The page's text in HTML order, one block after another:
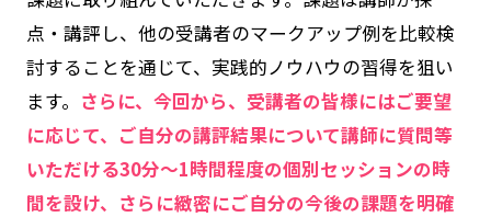
点・講評し、他の受講者のマークアップ例を比較検
討することを通じて、実践的ノウハウの習得を狙い
ます。 さらに、今回から、受講者の皆様にはご要望
に応じて、ご自分の講評結果について講師に質問等
いただける30分～1時間程度の個別セッションの時
間を設け、さらに緻密にご自分の今後の課題を明確